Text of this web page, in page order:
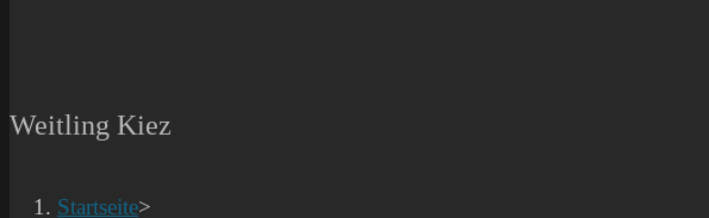
Weitling Kiez
Startseite>